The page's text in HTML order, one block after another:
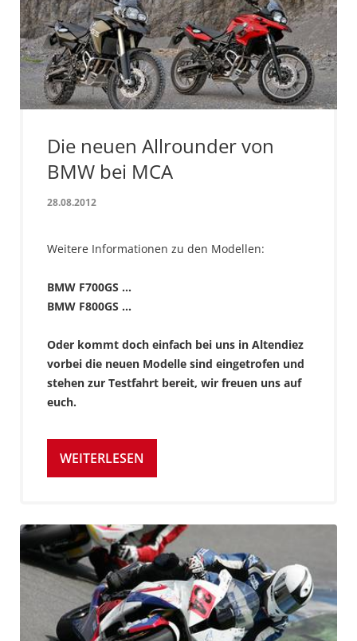
Die neuen Allrounder von
BMW bei MCA
28.08.2012
Weitere Informationen zu den Modellen:
BMW F700GS ...
BMW F800GS ...
Oder kommt doch einfach bei uns in Altendiez
vorbei die neuen Modelle sind eingetrofen und
stehen zur Testfahrt bereit, wir freuen uns auf
euch.
WEITERLESEN